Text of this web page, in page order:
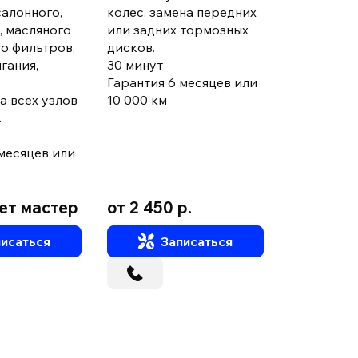
масляного
фильтров,
всех узлов
или
мастер
колес, замена передних
или задних тормозных
дисков.
30 минут
Гарантия 6 месяцев или
10 000 км
от 2 450 р.
Записаться